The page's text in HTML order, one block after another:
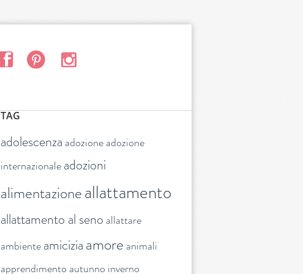
TAG
adolescenza adozioneadozione
internazionaleadozioni
alimentazioneallattamento
allattamento al seno allattare
ambienteamiciziaamore animali
apprendimento autunno inverno